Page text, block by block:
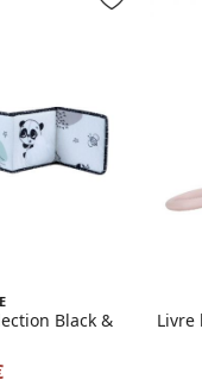
Black &
Livre